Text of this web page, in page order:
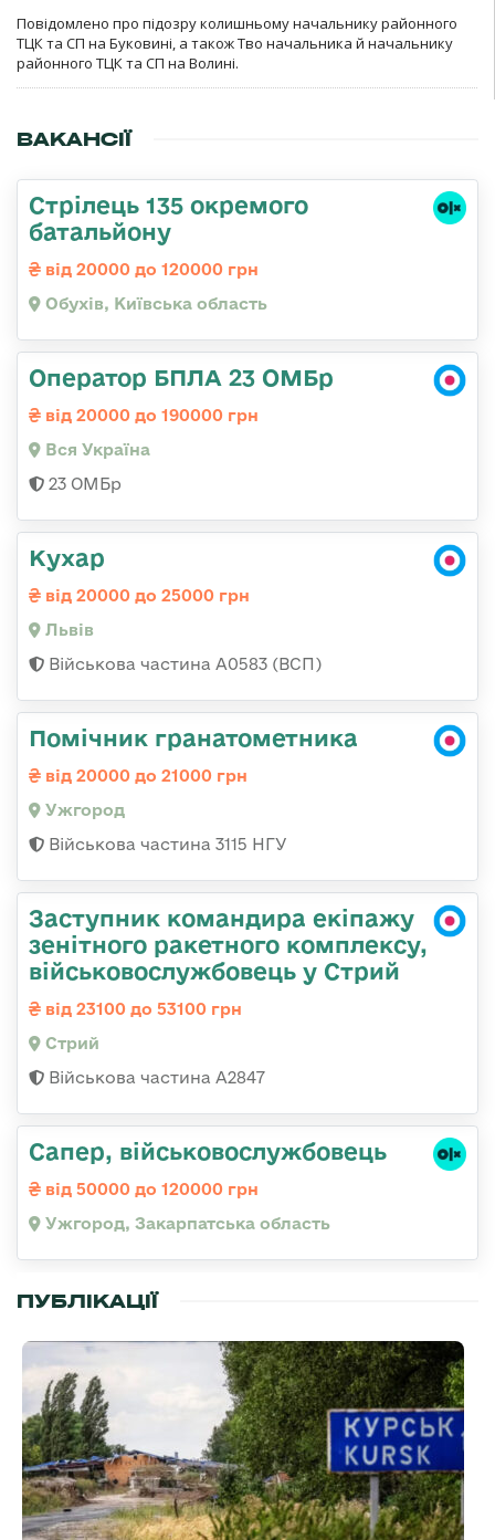
Повідомлено про підозру колишньому начальнику районного
ТЦК та СП на Буковині, а також Тво начальника й начальнику
районного ТЦК та СП на Волині.
ВАКАНСІЇ
Стрілець 135 окремого
батальйону
від 20000 до 120000 грн
Обухів, Київська область
Оператор БПЛА 23 ОМБр
від 20000 до 190000 грн
Вся Україна
23 ОМБр
Кухар
від 20000 до 25000 грн
Львів
Військова частина А0583 (ВСП)
Помічник гранатометника
від 20000 до 21000 грн
Ужгород
Військова частина 3115 НГУ
Заступник командира екіпажу
зенітного ракетного комплексу,
військовослужбовець у Стрий
від 23100 до 53100 грн
Стрий
Військова частина А2847
Сапер, військовослужбовець
від 50000 до 120000 грн
Ужгород, Закарпатська область
ПУБЛІКАЦІЇ